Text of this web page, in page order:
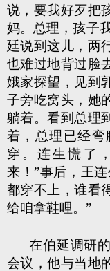
说，要我好歹把
妈。总理，孩子
廷说到这儿，两
也难过地背过脸
娥家探望，见到
子旁吃窝头，她
躺着。看到总理
着，总理已经弯
穿。连生慌了
来！”事后，王
都穿不上，谁看
给咱拿鞋哩。”
在伯延调研
会议，他与当地